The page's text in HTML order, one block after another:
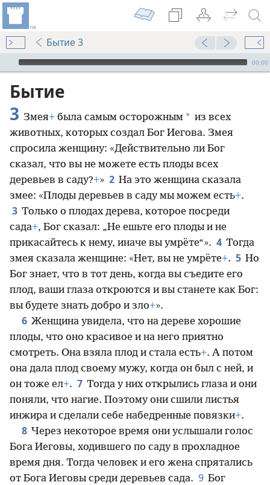
Бытие 3
Audio Player
00:00
Бытие
3 Змея+ была самым осторожным * из всех
животных, которых создал Бог Иегова. Змея
спросила женщину: «Действительно ли Бог
сказал, что вы не можете есть плоды всех
деревьев в саду?+» 2 На это женщина сказала
змее: «Плоды деревьев в саду мы можем есть+.
3 Только о плодах дерева, которое посреди
сада+, Бог сказал: „Не ешьте его плоды и не
прикасайтесь к нему, иначе вы умрёте“». 4 Тогда
змея сказала женщине: «Нет, вы не умрёте+. 5 Но
Бог знает, что в тот день, когда вы съедите его
плод, ваши глаза откроются и вы станете как Бог:
вы будете знать добро и зло+».
6 Женщина увидела, что на дереве хорошие
плоды, что оно красивое и на него приятно
смотреть. Она взяла плод и стала есть+. А потом
она дала плод своему мужу, когда он был с ней, и
он тоже ел+. 7 Тогда у них открылись глаза и они
поняли, что нагие. Поэтому они сшили листья
инжира и сделали себе набедренные повязки+.
8 Через некоторое время они услышали голос
Бога Иеговы, ходившего по саду в прохладное
время дня. Тогда человек и его жена спрятались
от Бога Иеговы среди деревьев сада. 9 Бог